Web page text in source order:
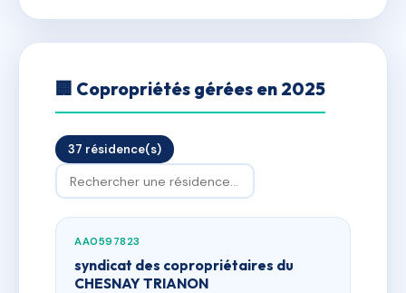
🏢 Copropriétés gérées en 2025
37 résidence(s)
AA0597823
syndicat des copropriétaires du
CHESNAY TRIANON